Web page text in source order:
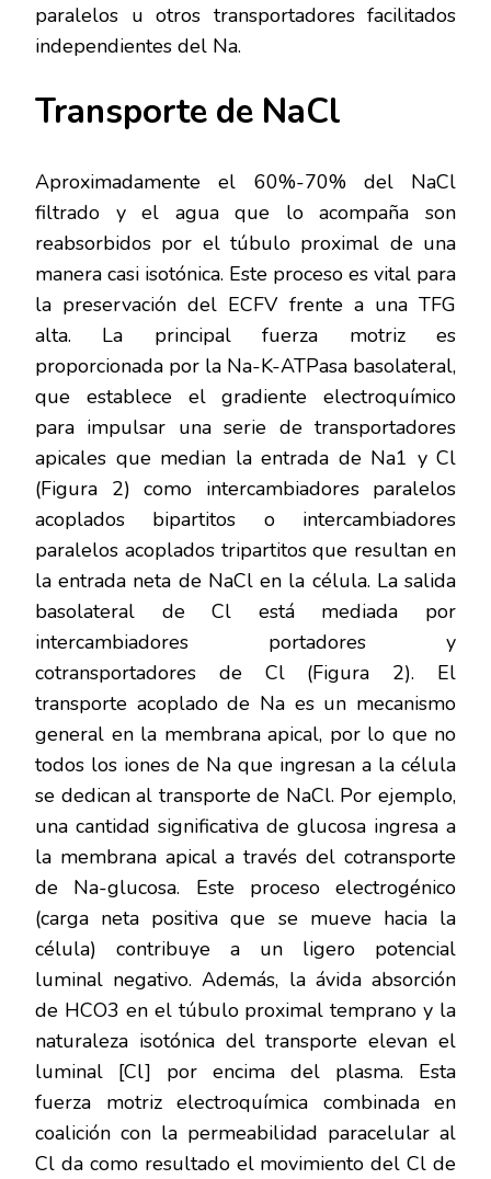
paralelos u otros transportadores facilitados
independientes del Na.
Transporte de NaCl
Aproximadamente el 60%-70% del NaCl
filtrado y el agua que lo acompaña son
reabsorbidos por el túbulo proximal de una
manera casi isotónica. Este proceso es vital para
la preservación del ECFV frente a una TFG
alta. La principal fuerza motriz es
proporcionada por la Na-K-ATPasa basolateral,
que establece el gradiente electroquímico
para impulsar una serie de transportadores
apicales que median la entrada de Na1 y Cl
(Figura 2) como intercambiadores paralelos
acoplados bipartitos o intercambiadores
paralelos acoplados tripartitos que resultan en
la entrada neta de NaCl en la célula. La salida
basolateral de Cl está mediada por
intercambiadores portadores y
cotransportadores de Cl (Figura 2). El
transporte acoplado de Na es un mecanismo
general en la membrana apical, por lo que no
todos los iones de Na que ingresan a la célula
se dedican al transporte de NaCl. Por ejemplo,
una cantidad significativa de glucosa ingresa a
la membrana apical a través del cotransporte
de Na-glucosa. Este proceso electrogénico
(carga neta positiva que se mueve hacia la
célula) contribuye a un ligero potencial
luminal negativo. Además, la ávida absorción
de HCO3 en el túbulo proximal temprano y la
naturaleza isotónica del transporte elevan el
luminal [Cl] por encima del plasma. Esta
fuerza motriz electroquímica combinada en
coalición con la permeabilidad paracelular al
Cl da como resultado el movimiento del Cl de